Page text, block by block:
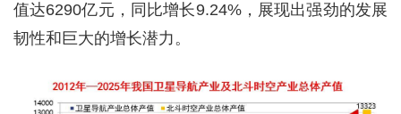
值达6290亿元，同比增长9.24%，展现出强劲的发展
韧性和巨大的增长潜力。